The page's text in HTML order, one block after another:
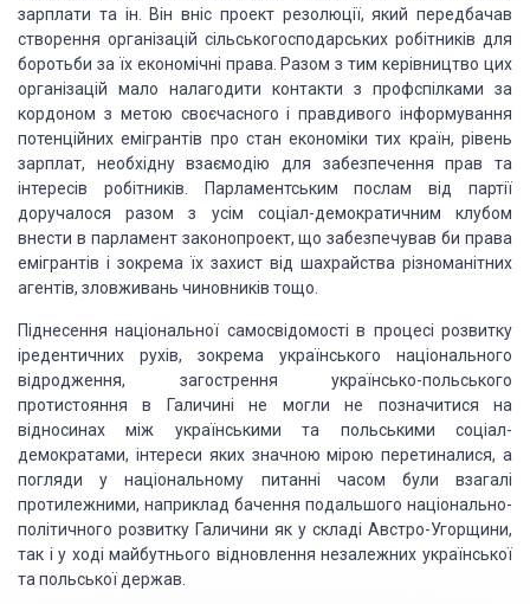
зарплати та ін. Він вніс проект резолюції, який передбачав
створення організацій сільськогосподарських робітників для
боротьби за їх економічні права. Разом з тим керівництво цих
організацій мало налагодити контакти з профспілками за
кордоном з метою своєчасного і правдивого інформування
потенційних емігрантів про стан економіки тих країн, рівень
зарплат, необхідну взаємодію для забезпечення прав та
інтересів робітників. Парламентським послам від партії
доручалося разом з усім соціал-демократичним клубом
внести в парламент законопроект, що забезпечував би права
емігрантів і зокрема їх захист від шахрайства різноманітних
агентів, зловживань чиновників тощо.
Піднесення національної самосвідомості в процесі розвитку
іредентичних рухів, зокрема українського національного
відродження, загострення українсько-польського
протистояння в Галичині не могли не позначитися на
відносинах між українськими та польськими соціал-
демократами, інтереси яких значною мірою перетиналися, а
погляди у національному питанні часом були взагалі
протилежними, наприклад бачення подальшого національно-
політичного розвитку Галичини як у складі Австро-Угорщини,
так і у ході майбутнього відновлення незалежних української
та польської держав.